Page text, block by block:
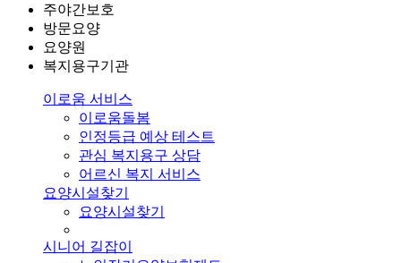
주야간보호
방문요양
요양원
복지용구기관
이로움 서비스
이로움돌봄
인정등급 예상 테스트
관심 복지용구 상담
어르신 복지 서비스
요양시설찾기
요양시설찾기
시니어 길잡이